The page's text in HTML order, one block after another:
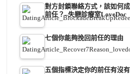
對方封鎖聯絡方式，該如何
前任？–失戀診療室LoveDoc
七個你能夠挽回前任的理由
五個指標決定你的前任有沒